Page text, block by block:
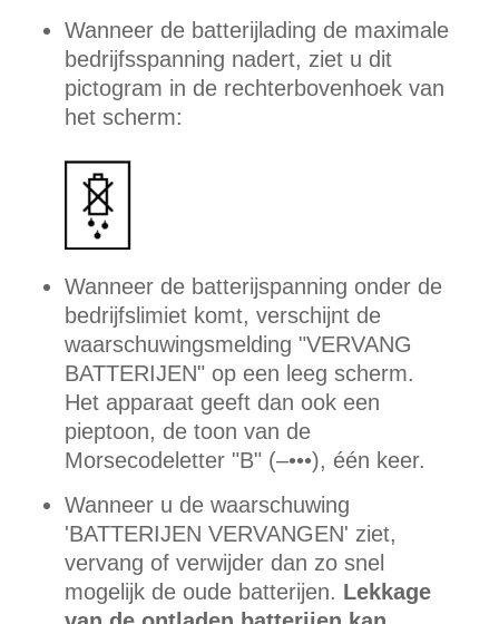
Wanneer de batterijlading de maximale
bedrijfsspanning nadert, ziet u dit
pictogram in de rechterbovenhoek van
het scherm:
Wanneer de batterijspanning onder de
bedrijfslimiet komt, verschijnt de
waarschuwingsmelding "VERVANG
BATTERIJEN" op een leeg scherm.
Het apparaat geeft dan ook een
pieptoon, de toon van de
Morsecodeletter "B" (–•••), één keer.
Wanneer u de waarschuwing
'BATTERIJEN VERVANGEN' ziet,
vervang of verwijder dan zo snel
mogelijk de oude batterijen. Lekkage